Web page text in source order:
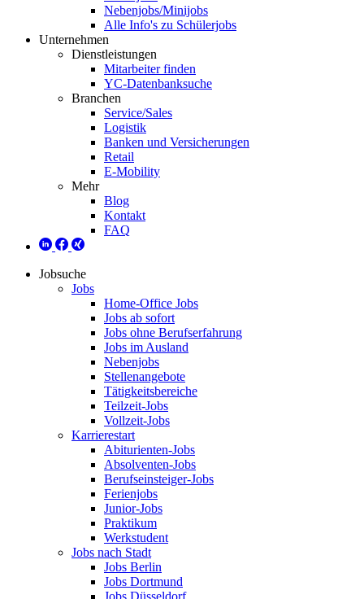
Nebenjobs/Minijobs
Alle Info's zu Schülerjobs
Unternehmen
Dienstleistungen
Mitarbeiter finden
YC-Datenbanksuche
Branchen
Service/Sales
Logistik
Banken und Versicherungen
Retail
E-Mobility
Mehr
Blog
Kontakt
FAQ
Jobsuche
Jobs
Home-Office Jobs
Jobs ab sofort
Jobs ohne Berufserfahrung
Jobs im Ausland
Nebenjobs
Stellenangebote
Tätigkeitsbereiche
Teilzeit-Jobs
Vollzeit-Jobs
Karrierestart
Abiturienten-Jobs
Absolventen-Jobs
Berufseinsteiger-Jobs
Ferienjobs
Junior-Jobs
Praktikum
Werkstudent
Jobs nach Stadt
Jobs Berlin
Jobs Dortmund
Jobs Düsseldorf